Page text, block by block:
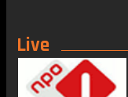
Live